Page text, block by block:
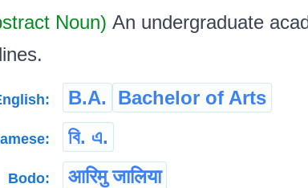
Noun) An undergraduate
B.A. Bachelor of Arts
বি. এ.
Bodo: आरिमु जालिया